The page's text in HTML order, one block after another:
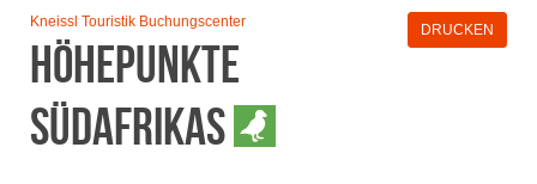
DRUCKEN
Kneissl Touristik Buchungscenter
Höhepunkte
Südafrikas